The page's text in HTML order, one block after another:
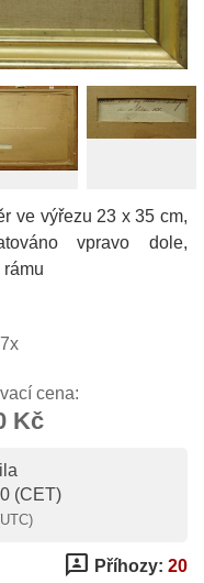
ve výřezu 23 x 35 cm,
vpravo dole,
cena:
Kč
(CET)
3p Příhozy: 20